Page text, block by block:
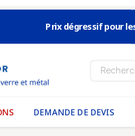
Prix dégressif pour
DEMANDE DE DEVIS